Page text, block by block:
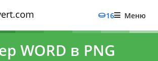
16 Меню
WORD в PNG